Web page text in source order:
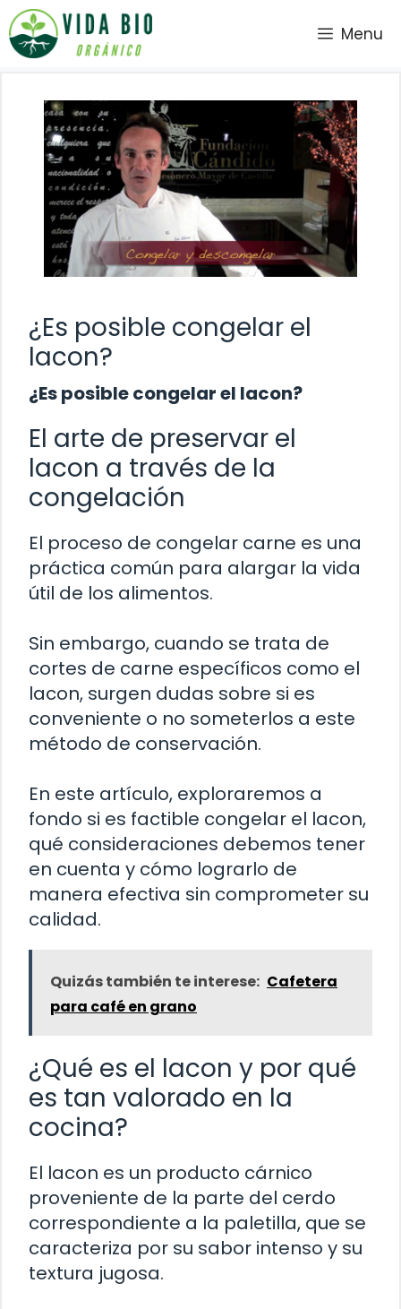
Saltar
al
contenido
Menu
¿Es posible congelar el
lacon?
¿Es posible congelar el lacon?
El arte de preservar el
lacon a través de la
congelación
El proceso de congelar carne es una
práctica común para alargar la vida
útil de los alimentos.
Sin embargo, cuando se trata de
cortes de carne específicos como el
lacon, surgen dudas sobre si es
conveniente o no someterlos a este
método de conservación.
En este artículo, exploraremos a
fondo si es factible congelar el lacon,
qué consideraciones debemos tener
en cuenta y cómo lograrlo de
manera efectiva sin comprometer su
calidad.
Quizás también te interese: Cafetera
para café en grano
¿Qué es el lacon y por qué
es tan valorado en la
cocina?
El lacon es un producto cárnico
proveniente de la parte del cerdo
correspondiente a la paletilla, que se
caracteriza por su sabor intenso y su
textura jugosa.